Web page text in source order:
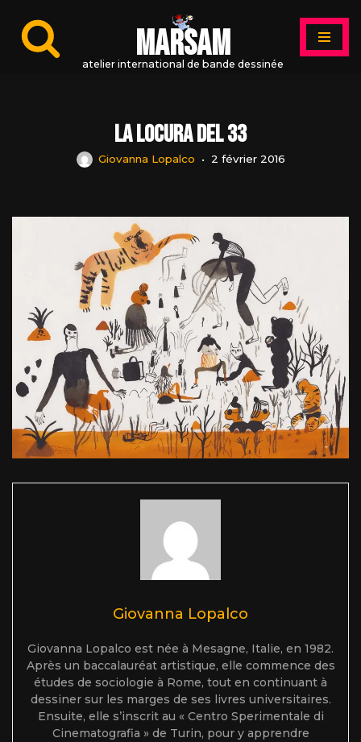
Aller
MARSAM
atelier international de bande dessinée
La locura del 33
Giovanna Lopalco 2 février 2016
Giovanna Lopalco
Giovanna Lopalco est née à Mesagne, Italie, en 1982.
Après un baccalauréat artistique, elle commence des
études de sociologie à Rome, tout en continuant à
dessiner sur les marges de ses livres universitaires.
Ensuite, elle s’inscrit au « Centro Sperimentale di
Cinematografia » de Turin, pour y apprendre